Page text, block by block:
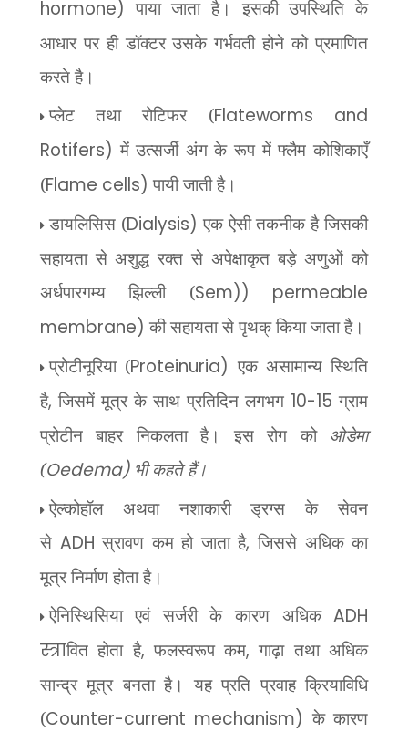
hormone) पाया जाता है। इसकी उपस्थितिके
आधार पर ही डॉक्टर उसके गर्भवती होने को प्रमाणित
करते है।
प्लेट तथा रोटिफर (Flateworms and
Rotifers) में उत्सर्जी अंग के रूप में फ्लैम कोशिकाएँ
(Flame cells) पायी जाती है।
डायलिसिस (Dialysis) एक ऐसी तकनीक है जिसकी
सहायता से अशुद्ध रक्त से अपेक्षाकृत बड़े अणुओं को
अर्धपारगम्य झिल्ली (Sem)) permeable
membrane) की सहायता से पृथक् किया जाता है।
प्रोटीनूरिया (Proteinuria) एक असामान्य स्थिति
है, जिसमें मूत्र के साथ प्रतिदिन लगभग 10-15 ग्राम
प्रोटीन बाहर निकलता है। इस रोग को ओडेमा
(Oedema) भी कहते हैं।
ऐल्कोहॉल अथवा नशाकारी ड्रग्स के सेवन
से ADHस्रावण कम हो जाता है, जिससे अधिक का
मूत्र निर्माण होता है।
ऐनिस्थिसिया एवं सर्जरी के कारण अधिकADH
स्त्रावित होता है, फलस्वरूप कम,गाढ़ा तथा अधिक
सान्द्र मूत्र बनता है। यह प्रति प्रवाह क्रियाविधि
(Counter-current mechanism) के कारण